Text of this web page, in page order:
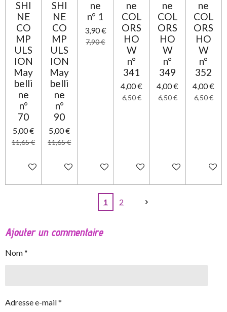
SHI
NE
CO
MP
ULS
ION
May
belli
ne
n°
70
5,00 €
11,65 €
Ajouter au panier
SHI
NE
CO
MP
ULS
ION
May
belli
ne
n°
90
5,00 €
11,65 €
Ajouter au panier
ne
n° 1
3,90 €
7,90 €
Ajouter au panier
ne
COL
ORS
HO
W
n°
341
4,00 €
6,50 €
Ajouter au panier
ne
COL
ORS
HO
W
n°
349
4,00 €
6,50 €
Ajouter au panier
ne
COL
ORS
HO
W
n°
352
4,00 €
6,50 €
Ajouter
1 2
Ajouter un commentaire
Nom *
Adresse e-mail *